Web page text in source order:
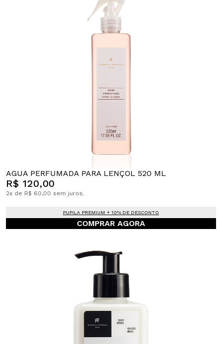
AGUA PERFUMADA PARA LENÇOL 520 ML
R$ 120,00
2x de R$ 60,00 sem juros.
PUPILA PREMIUM + 10% DE DESCONTO
COMPRAR AGORA